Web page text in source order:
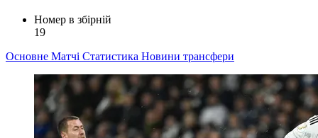
Номер в збірній
19
Основне Матчі Статистика Новини трансфери